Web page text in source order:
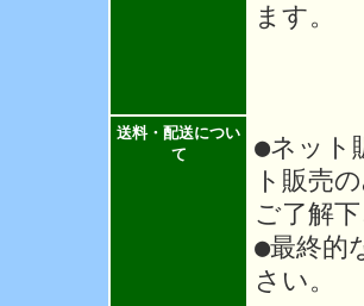
ます。
送料・配送につい
て
●ネット
ト販売
ご了解
●最終的
さい。